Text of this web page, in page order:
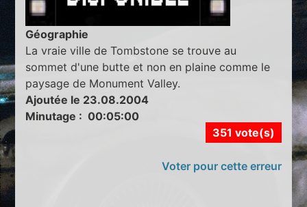
Géographie
La vraie ville de Tombstone se trouve au
sommet d'une butte et non en plaine comme le
paysage de Monument Valley.
Ajoutée le 23.08.2004
Minutage : 00:05:00
351 vote(s)
Voter pour cette erreur